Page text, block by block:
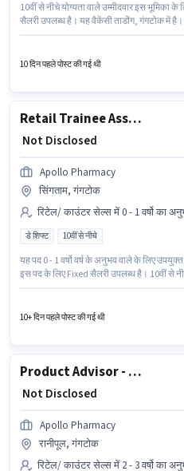
10वीं से नीचे योग्यता वाले उम्मीदवार इस भूमिका
सैलरी उपलब्ध है। यह वैकेंसी ताडोंग, गंगटोक में
सकते हैं। यह एक फुल टाइम भूमिका है, जिसमें डे
10 दिन पहले पोस्ट की गई थी
Retail Trainee Associate
₹ Not Disclosed
Apollo Pharmacy
सिंगताम, गंगटोक
रिटेल/ काउंटर सेल्स में 0 - 1 वर्षो का
डे शिफ्ट 10वीं से नीचे
यह पद 0 - 1 वर्षो वर्ष के अनुभव वाले के लिए
इस पद के लिए Fixed सैलरी उपलब्ध है। 10वीं से
शिफ्ट के साथ और 5 days working प्रति सप्ताह
10+ दिन पहले पोस्ट की गई थी
Product Advisor - Nutrition and Health Supplements
₹ Not Disclosed
Apollo Pharmacy
रानीपूल, गंगटोक
रिटेल/ काउंटर सेल्स में 2 - 3 वर्षो का